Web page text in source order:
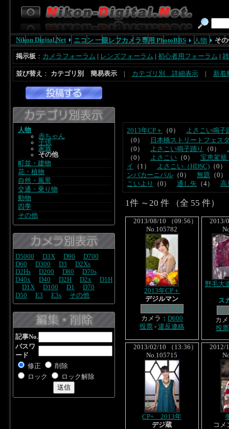
Nikon Digital.Net ニコン 一眼レフカメラ専用 PhotoBBS 人物 そ
掲示板 ： カメラフォーラム レンズフォーラム 初心者用フォーラム
並び替え ： カテゴリ別 簡易表示 カテゴリ別 詳細表示 新着
人物
赤ちゃん
子供
家族
その他
町並・建物
花・植物
自然・風景
交通・乗り物
動物
四季
その他
D5000 D3X D90
D700
D60
D300 D3
D2Xs
D2Hs
D200 D80
D70s
D40x
D40 D2H D2x
D1H
D1X
D100 D1
D70
D50
E3 E3s その他
記事No.
パスワ
ード
修正
削除
ロック
ロック解除
2013年CP＋ （0） よさこい鳴子
（0）
日本橋ストリートフェス
（0） よさこい鳴子踊り （0）
（0） よさこい （0） 宝恵駕籠
イ
（1） よさこい（HDSC) （0
ンバカーニバル （0） 無題 （0
こいより
（0） 通し矢 （4） 高
1件 ～20 件 （全 55 件）
2013/08/10 （09:56）
No.105782
2013年CP＋
デジルマン
コメントする
カメラ： D600
投票 - 違反連絡
2013/
野毛大
ス
コ
カ
投票
2013/02/10 （13:36）
No.105715
CP+ 2013年
デジ蔵
2012/
コメ